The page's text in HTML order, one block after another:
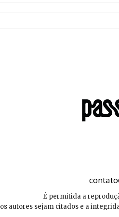
É permitida a
os autores sejam citados e a